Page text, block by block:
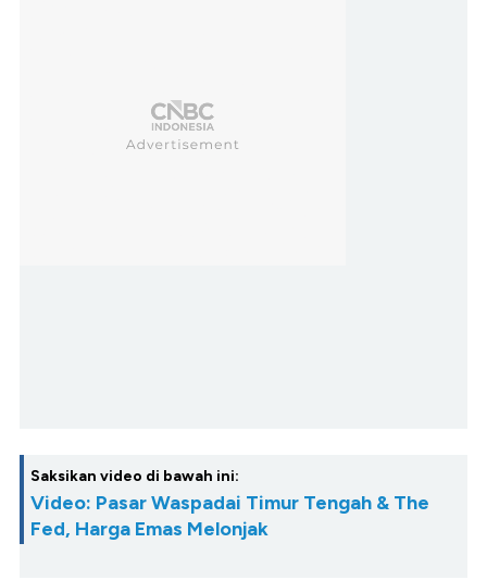
Saksikan video di bawah ini:
Video: Pasar Waspadai Timur Tengah & The
Fed, Harga Emas Melonjak